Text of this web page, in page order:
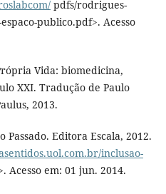
pdfs/rodrigues-
publico.pdf>. Acesso
Vida: biomedicina,
XXI. Tradução de Paulo
2013.
Passado. Editora Escala, 2012.
inclusao-
Acesso em: 01 jun. 2014.